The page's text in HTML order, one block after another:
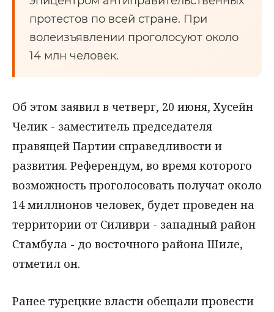
протестов по всей стране. При
волеизъявлении проголосуют около
14 млн человек.
Об этом заявил в четверг, 20 июня, Хусейн
Челик - заместитель председателя
правящей Партии справедливости и
развития. Референдум, во время которого
возможность проголосовать получат около
14 миллионов человек, будет проведен на
территории от Силиври - западный район
Стамбула - до восточного района Шиле,
отметил он.
Ранее турецкие власти обещали провести